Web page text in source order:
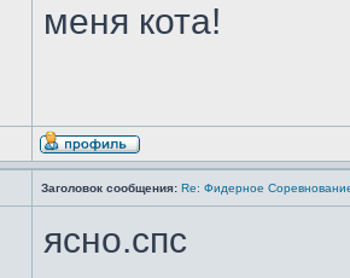
меня кота!
Заголовок сообщения: Re: Фидерное
ясно.спс